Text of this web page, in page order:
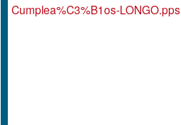
Cumplea%C3%B1os-LONGO.pps